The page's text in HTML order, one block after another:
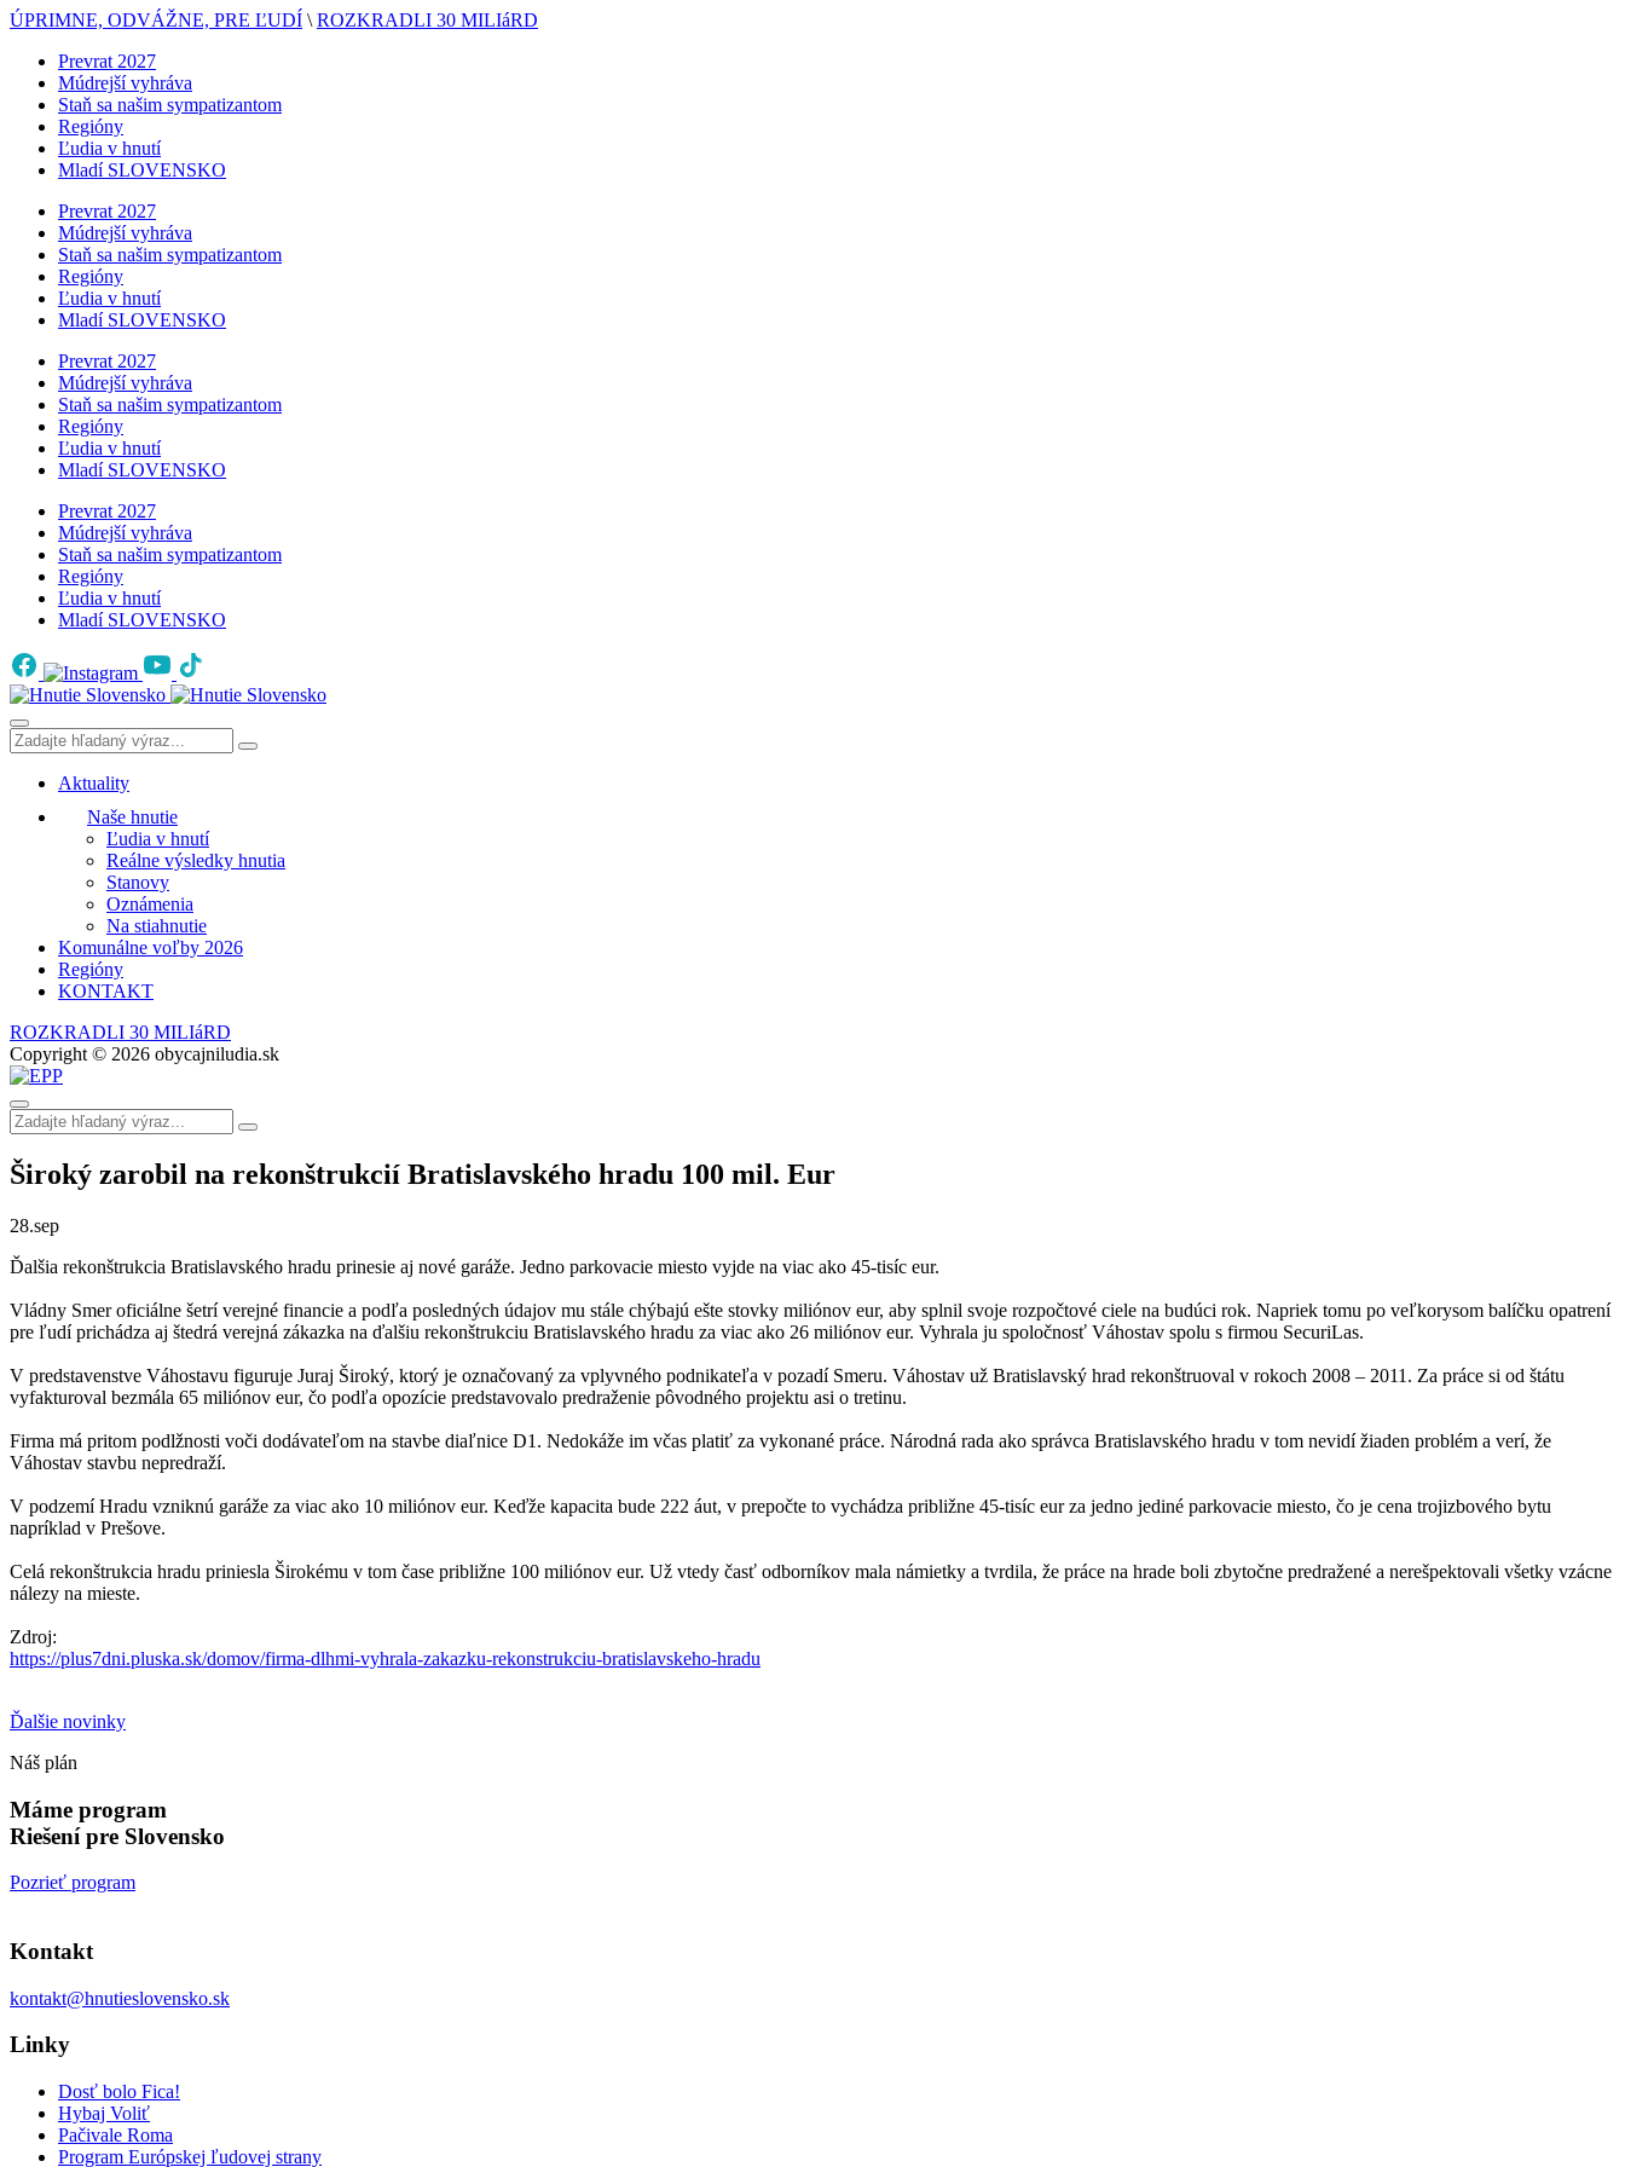
ÚPRIMNE, ODVÁŽNE, PRE ĽUDÍ \ ROZKRADLI 30 MILIáRD
Prevrat 2027
Múdrejší vyhráva
Staň sa našim sympatizantom
Regióny
Ľudia v hnutí
Mladí SLOVENSKO
Prevrat 2027
Múdrejší vyhráva
Staň sa našim sympatizantom
Regióny
Ľudia v hnutí
Mladí SLOVENSKO
Prevrat 2027
Múdrejší vyhráva
Staň sa našim sympatizantom
Regióny
Ľudia v hnutí
Mladí SLOVENSKO
Prevrat 2027
Múdrejší vyhráva
Staň sa našim sympatizantom
Regióny
Ľudia v hnutí
Mladí SLOVENSKO
Aktuality
Naše hnutie
Ľudia v hnutí
Reálne výsledky hnutia
Stanovy
Oznámenia
Na stiahnutie
Komunálne voľby 2026
Regióny
KONTAKT
ROZKRADLI 30 MILIáRD
Copyright © 2026 obycajniludia.sk
Široký zarobil na rekonštrukcií Bratislavského hradu 100 mil. Eur
28.sep
Ďalšia rekonštrukcia Bratislavského hradu prinesie aj nové garáže. Jedno parkovacie miesto vyjde na viac ako 45-tisíc eur.
Vládny Smer oficiálne šetrí verejné financie a podľa posledných údajov mu stále chýbajú ešte stovky miliónov eur, aby splnil svoje rozpočtové ciele na budúci rok. Napriek tomu po veľkorysom balíčku opatrení
pre ľudí prichádza aj štedrá verejná zákazka na ďalšiu rekonštrukciu Bratislavského hradu za viac ako 26 miliónov eur. Vyhrala ju spoločnosť Váhostav spolu s firmou SecuriLas.
V predstavenstve Váhostavu figuruje Juraj Široký, ktorý je označovaný za vplyvného podnikateľa v pozadí Smeru. Váhostav už Bratislavský hrad rekonštruoval v rokoch 2008 – 2011. Za práce si od štátu
vyfakturoval bezmála 65 miliónov eur, čo podľa opozície predstavovalo predraženie pôvodného projektu asi o tretinu.
Firma má pritom podlžnosti voči dodávateľom na stavbe diaľnice D1. Nedokáže im včas platiť za vykonané práce. Národná rada ako správca Bratislavského hradu v tom nevidí žiaden problém a verí, že
Váhostav stavbu nepredraží.
V podzemí Hradu vzniknú garáže za viac ako 10 miliónov eur. Keďže kapacita bude 222 áut, v prepočte to vychádza približne 45-tisíc eur za jedno jediné parkovacie miesto, čo je cena trojizbového bytu
napríklad v Prešove.
Celá rekonštrukcia hradu priniesla Širokému v tom čase približne 100 miliónov eur. Už vtedy časť odborníkov mala námietky a tvrdila, že práce na hrade boli zbytočne predražené a nerešpektovali všetky vzácne
nálezy na mieste.
Zdroj:
https://plus7dni.pluska.sk/domov/firma-dlhmi-vyhrala-zakazku-rekonstrukciu-bratislavskeho-hradu
Ďalšie novinky
Náš plán
Máme program
Riešení pre Slovensko
Pozrieť program
Kontakt
kontakt@hnutieslovensko.sk
Linky
Dosť bolo Fica!
Hybaj Voliť
Pačivale Roma
Program Európskej ľudovej strany